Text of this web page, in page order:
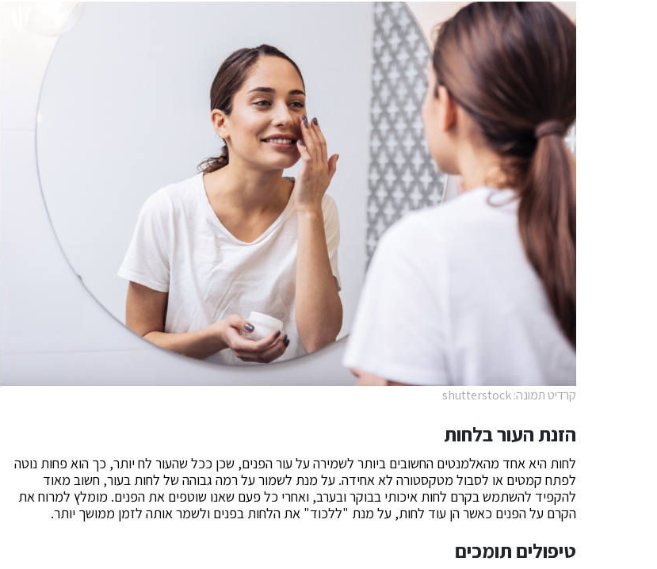
קרדיט תמונה: shutterstock
הזנת העור בלחות
לחות היא אחד מהאלמנטים החשובים ביותר לשמירה על עור הפנים, שכן ככל שהעור לח יותר, כך הוא פחות נוטה
לפתח קמטים או לסבול מטקסטורה לא אחידה. על מנת לשמור על רמה גבוהה של לחות בעור, חשוב מאוד
להקפיד להשתמש בקרם לחות איכותי בבוקר ובערב, ואחרי כל פעם שאנו שוטפים את הפנים. מומלץ למרוח את
הקרם על הפנים כאשר הן עוד לחות, על מנת "ללכוד" את הלחות בפנים ולשמר אותה לזמן ממושך יותר.
טיפולים תומכים